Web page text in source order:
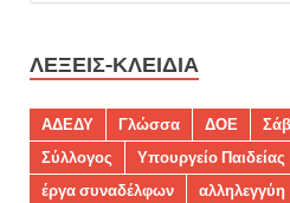
ΛΈΞΕΙΣ-ΚΛΕΙΔΙΆ
ΑΔΕΔΥ Γλώσσα ΔΟΕ
Σύλλογος
Υπουργείο Παιδείας
έργα συναδέλφων
αλληλεγγύη